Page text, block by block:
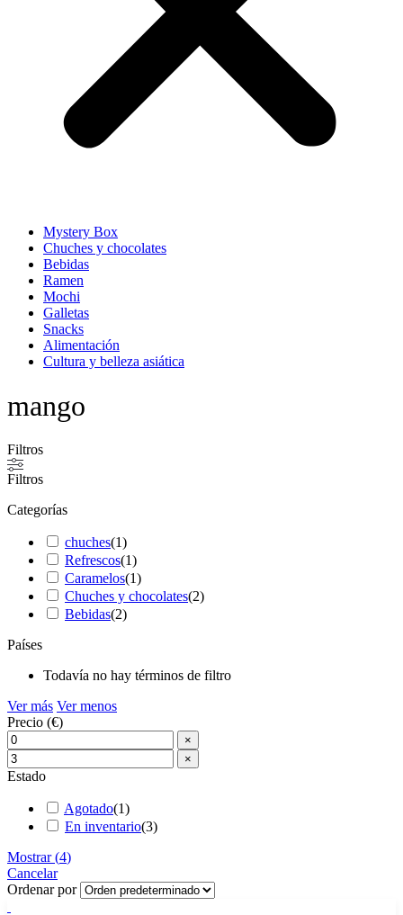
Mystery Box
Chuches y chocolates
Bebidas
Ramen
Mochi
Galletas
Snacks
Alimentación
Cultura y belleza asiática
mango
Filtros
Filtros
Categorías
chuches(1)
Refrescos(1)
Caramelos(1)
Chuches y chocolates(2)
Bebidas(2)
Países
Todavía no hay términos de filtro
Ver más Ver menos
Precio (€)
×
×
Estado
Agotado(1)
En inventario(3)
Mostrar(4)
Cancelar
Ordenar por